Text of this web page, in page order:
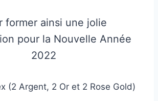
former ainsi une jolie
pour la Nouvelle Année
2022
(2 Argent, 2 Or et 2 Rose Gold)